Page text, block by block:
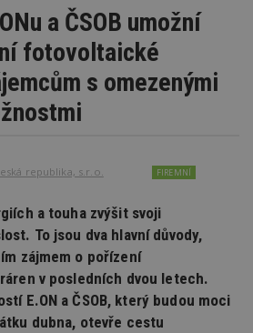
a ČSOB umožní
fotovoltaické
s omezenými
republika, s.r.o. FIREMNÍ
a touha zvýšit svoji
To jsou dva hlavní důvody,
zájmem o pořízení
v posledních dvou letech.
E.ON a ČSOB, který budou moci
dubna, otevře cestu